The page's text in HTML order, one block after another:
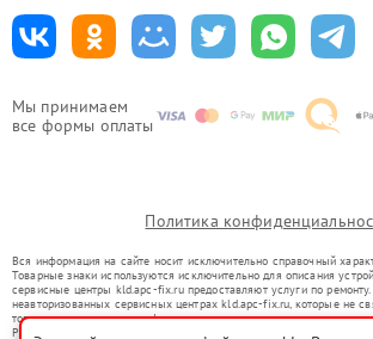
Мы принимаем
все формы оплаты
Политика
Вся информация на сайте носит исключительно справочный
Товарные знаки используются исключительно для описания
сервисные центры kld.apc-fix.ru предоставляют услуги по
неавторизованных сервисных центрах kld.apc-fix.ru, которые не
товарных знаков или их официальными представителями.
Ремонт осуществляется для устройств, уже введенных в